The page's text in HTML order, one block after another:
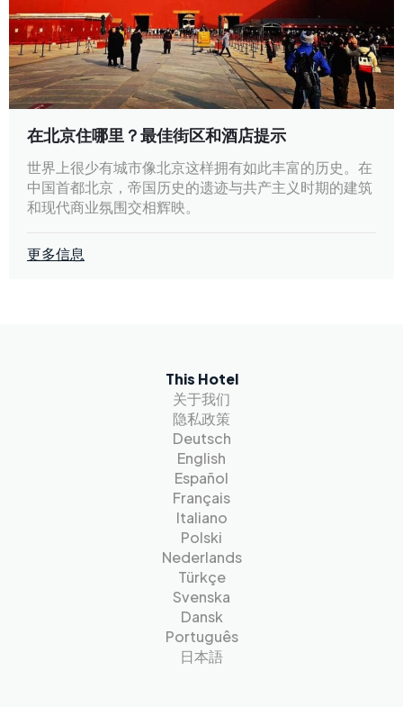
在北京住哪里？最佳街区和酒店提示
世界上很少有城市像北京这样拥有如此丰富的历史。在
中国首都北京，帝国历史的遗迹与共产主义时期的建筑
和现代商业氛围交相辉映。
更多信息
This Hotel
关于我们
隐私政策
Deutsch
English
Español
Français
Italiano
Polski
Nederlands
Türkçe
Svenska
Dansk
Português
日本語